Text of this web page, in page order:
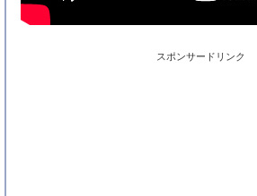
スポンサードリンク